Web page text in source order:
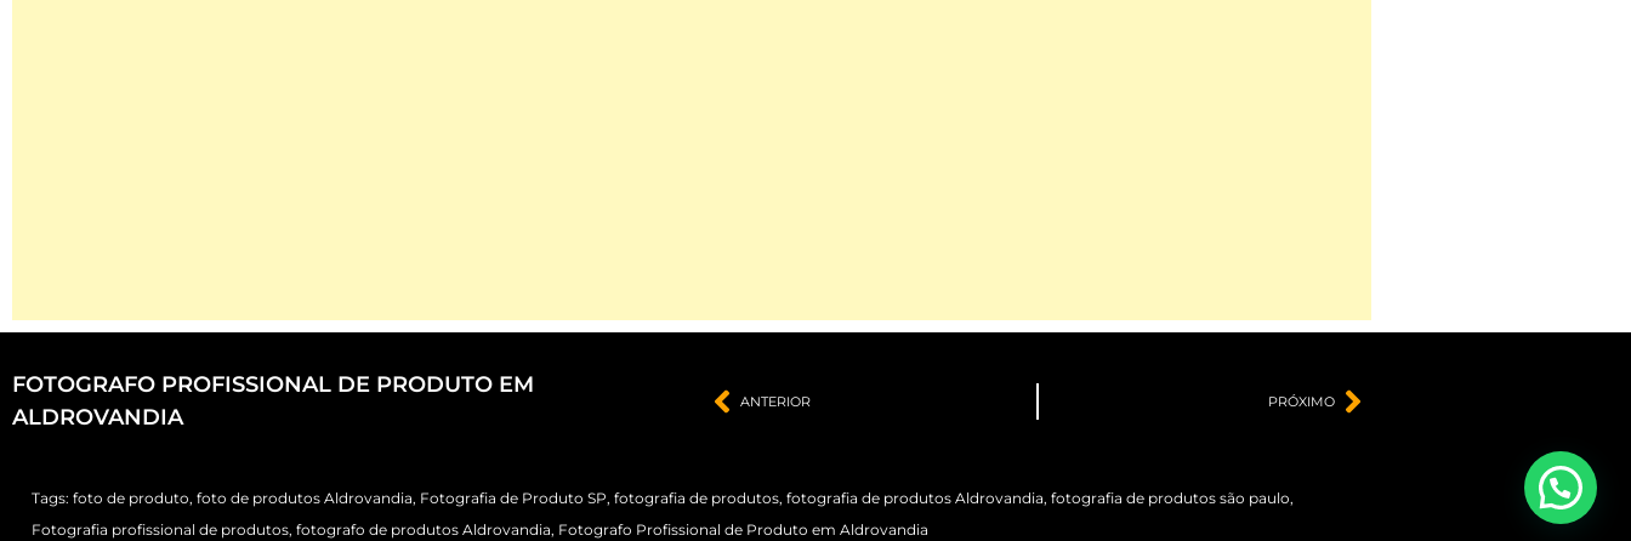
FOTOGRAFO PROFISSIONAL DE PRODUTO EM
ALDROVANDIA
ANTERIOR PRÓXIMO
Tags: foto de produto,foto de produtos Aldrovandia, Fotografia de Produto SP,fotografia de produtos,fotografia de produtos Aldrovandia,fotografia de produtos são paulo,
Fotografia profissional de produtos,fotografo de produtos Aldrovandia, Fotografo Profissional de Produto em Aldrovandia